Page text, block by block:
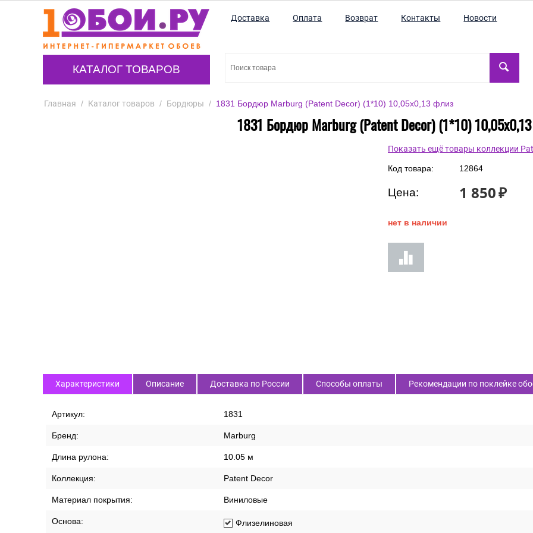
КАТАЛОГ ТОВАРОВ
Доставка Оплата Возврат Контакты Новости
Главная / Каталог товаров / Бордюры / 1831 Бордюр Marburg (Patent Decor) (1*10) 10,05х0,13 флиз
1831 Бордюр Marburg (Patent Decor) (1*10)
Показать ещё товары коллекции
Код товара: 12864
Цена: 1 850₽
нет в наличии
Характеристики Описание Доставка по России Способы оплаты Рекомендации по поклейке
Артикул: 1831
Бренд: Marburg
Длина рулона: 10.05 м
Коллекция: Patent Decor
Материал покрытия: Виниловые
Основа: Флизелиновая